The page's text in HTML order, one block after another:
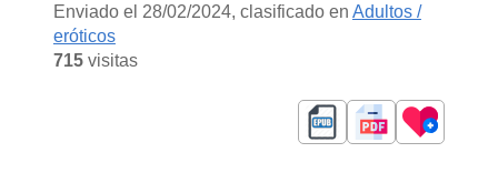
Enviado el 28/02/2024, clasificado en Adultos /
eróticos
715visitas